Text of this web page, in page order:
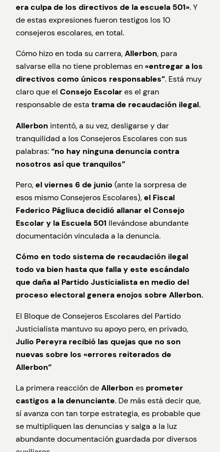
era culpa de los directivos de la escuela 501». Y
de estas expresiones fueron testigos los 10
consejeros escolares, en total.
Cómo hizo en toda su carrera,Allerbon, para
salvarse ella no tiene problemas en«entregar a los
directivos como únicos responsables”. Está muy
claro que el Consejo Escolares el gran
responsable de esta trama de recaudación ilegal.
Allerbon intentó, a su vez, desligarse y dar
tranquilidad a los Consejeros Escolares con sus
palabras:“no hay ninguna denuncia contra
nosotros así que tranquilos”
Pero,el viernes 6 de junio (ante la sorpresa de
esos mismo Consejeros Escolares),el Fiscal
Federico Págliuca decidió allanar el Consejo
Escolar y la Escuela 501 llevándose abundante
documentación vinculada a la denuncia.
Cómo en todo sistema de recaudación ilegal
todo va bien hasta que falla y este escándalo
que daña al Partido Justicialista en medio del
proceso electoral genera enojos sobre Allerbon.
El Bloque de Consejeros Escolares del Partido
Justicialista mantuvo su apoyo pero, en privado,
Julio Pereyra recibió las quejas que no son
nuevas sobre los «errores reiterados de
Allerbon”
La primera reacción deAllerbon es prometer
castigos a la denunciante. De más está decir que,
sí avanza con tan torpe estrategia, es probable que
se multipliquen las denuncias y salga a la luz
abundante documentación guardada por diversos